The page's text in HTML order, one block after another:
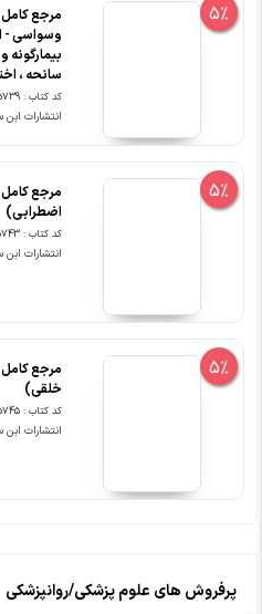
5%
مرجع کامل
وسواسی -
سانحه ،
کد کتاب : 105739
انتشارات ابن
5%
مرجع کامل
اضطرابی)
کد کتاب : 105743
انتشارات ابن
5%
مرجع کامل
خلقی)
کد کتاب : 105745
انتشارات ابن
پرفروش های علوم پزشکی/روانپزشکی